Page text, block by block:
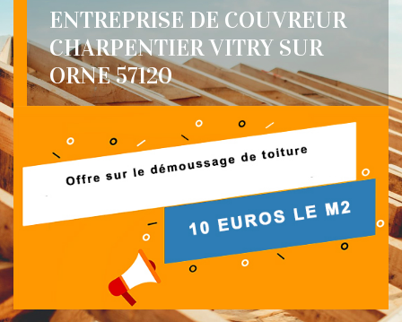
ENTREPRISE DE COUVREUR
CHARPENTIER VITRY SUR
ORNE 57120